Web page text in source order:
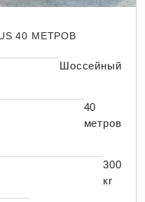
40 МЕТРОВ
Шоссейный
40
метров
300
кг